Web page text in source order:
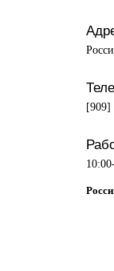
[909]